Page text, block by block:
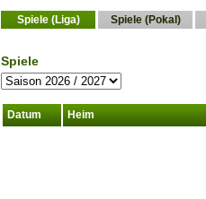
Spiele (Liga) Spiele (Pokal)
Spiele
Datum Heim